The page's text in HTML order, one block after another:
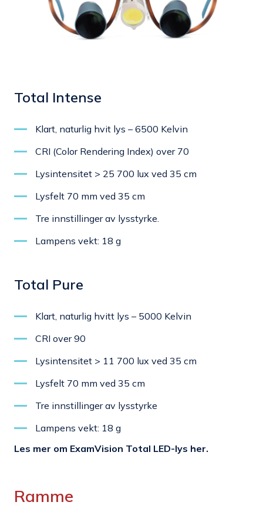
Total Intense
Klart, naturlig hvit lys – 6500 Kelvin
CRI (Color Rendering Index) over 70
Lysintensitet > 25 700 lux ved 35 cm
Lysfelt 70 mm ved 35 cm
Tre innstillinger av lysstyrke.
Lampens vekt: 18 g
Total Pure
Klart, naturlig hvitt lys – 5000 Kelvin
CRI over 90
Lysintensitet > 11 700 lux ved 35 cm
Lysfelt 70 mm ved 35 cm
Tre innstillinger av lysstyrke
Lampens vekt: 18 g
Les mer om ExamVision Total LED-lys her.
Ramme